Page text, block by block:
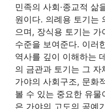
민족의 사회·종교적 삶
원이다. 의례용 토기는
으며, 장식용 토기는
수준을 보여준다. 이러
역사를 깊이 이해하는
의 금관과 토기는 그
가야의 사회구조, 문화
볼 수 있는 중요한 유
은 가야의 고도의 공예